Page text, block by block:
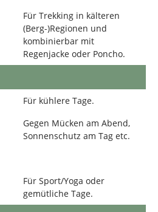
Für Trekking in kälteren
(Berg-)Regionen und
kombinierbar mit
Regenjacke oder Poncho.
Für kühlere Tage.
Gegen Mücken am Abend,
Sonnenschutz am Tag etc.
Für Sport/Yoga oder
gemütliche Tage.